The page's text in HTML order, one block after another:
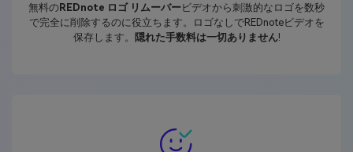
無料の REDnote ロゴ リムーバービデオから刺激的なロゴを数秒
で完全に削除するのに役立ちます。ロゴなしでREDnoteビデオを
保存します。
隠れた手数料は一切ありません!